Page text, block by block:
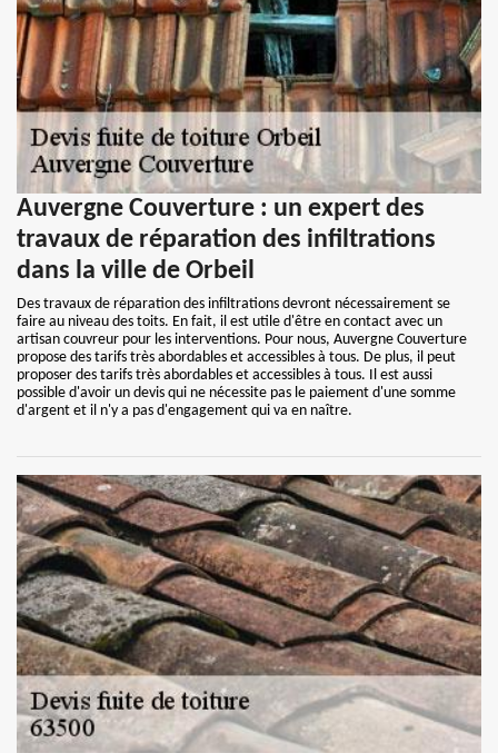
Auvergne Couverture : un expert des
travaux de réparation des infiltrations
dans la ville de Orbeil
Des travaux de réparation des infiltrations devront nécessairement se
faire au niveau des toits. En fait, il est utile d'être en contact avec un
artisan couvreur pour les interventions. Pour nous, Auvergne Couverture
propose des tarifs très abordables et accessibles à tous. De plus, il peut
proposer des tarifs très abordables et accessibles à tous. Il est aussi
possible d'avoir un devis qui ne nécessite pas le paiement d'une somme
d'argent et il n'y a pas d'engagement qui va en naître.